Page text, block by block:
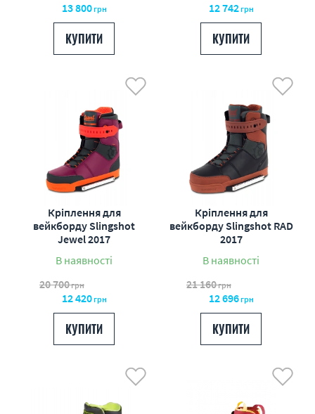
13 800грн
КУПИТИ
12 742грн
КУПИТИ
Кріплення для
вейкборду Slingshot
Jewel 2017
В наявності
20 700грн
12 420грн
КУПИТИ
Кріплення для
вейкборду Slingshot RAD
2017
В наявності
21 160грн
12 696грн
КУПИТИ